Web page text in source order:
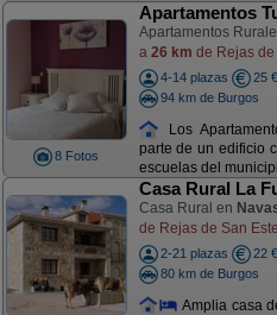
8 Fotos
Apartamentos
Apartamentos
a 26 km de Rejas
4-14 plazas
25 €
94 km de Burgos
Los
parte de un edificio
escuelas del
Casa Rural La
Casa Rural en
de Rejas de San
2-21 plazas
22 €
80 km de Burgos
Amplia casa